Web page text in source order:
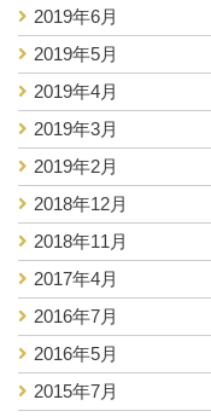
2019年6月
2019年5月
2019年4月
2019年3月
2019年2月
2018年12月
2018年11月
2017年4月
2016年7月
2016年5月
2015年7月